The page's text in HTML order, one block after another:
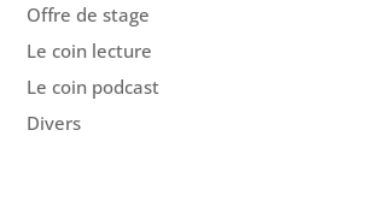
Offre de stage
Le coin lecture
Le coin podcast
Divers